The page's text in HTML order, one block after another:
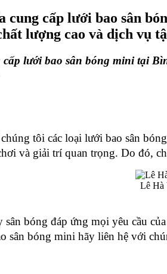
cung cấp lưới bao sân
lượng cao và dịch vụ
lưới bao sân bóng mini tại
tôi các loại lưới bao sân
và giải trí quan trọng. Do đó,
Lê Hà
bóng đáp ứng mọi yêu cầu
sân bóng mini hãy liên hệ với